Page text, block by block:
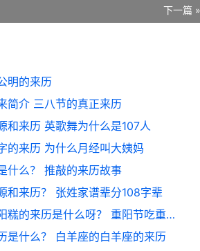
下一篇 »
明的来历
简介 三八节的真正来历
和来历 英歌舞为什么是107人
的来历 为什么月经叫大姨妈
什么？ 推敲的来历故事
和来历？ 张姓家谱辈分108字辈
重阳节吃重阳糕的来历是什么呀？ 重阳节吃重阳糕的寓意
是什么？ 白羊座的白羊座的来历